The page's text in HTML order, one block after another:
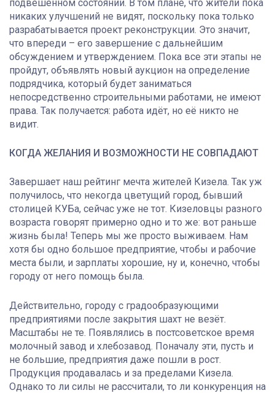
подвешенном состоянии. В том плане, что жители пока
никаких улучшений не видят, поскольку пока только
разрабатывается проект реконструкции. Это значит,
что впереди – его завершение с дальнейшим
обсуждением и утверждением. Пока все эти этапы не
пройдут, объявлять новый аукцион на определение
подрядчика, который будет заниматься
непосредственно строительными работами, не имеют
права. Так получается: работа идёт, но её никто не
видит.
КОГДА ЖЕЛАНИЯ И ВОЗМОЖНОСТИ НЕ СОВПАДАЮТ
Завершает наш рейтинг мечта жителей Кизела. Так уж
получилось, что некогда цветущий город, бывший
столицей КУБа, сейчас уже не тот. Кизеловцы разного
возраста говорят примерно одно и то же: вот раньше
жизнь была! Теперь мы же просто выживаем. Нам
хотя бы одно большое предприятие, чтобы и рабочие
места были, и зарплаты хорошие, ну и, конечно, чтобы
городу от него помощь была.
Действительно, городу с градообразующими
предприятиями после закрытия шахт не везёт.
Масштабы не те. Появлялись в постсоветское время
молочный завод и хлебозавод. Поначалу эти, пусть и
не большие, предприятия даже пошли в рост.
Продукция продавалась и за пределами Кизела.
Однако то ли силы не рассчитали, то ли конкуренция на